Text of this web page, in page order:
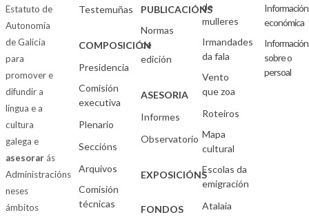
Estatuto de
Autonomía
de Galicia
para
promover e
difundir a
lingua e a
cultura
galega e
asesorarás
Administracións
neses
ámbitos
Testemuñas
COMPOSICIÓN
Presidencia
Comisión
executiva
Plenario
Seccións
Arquivos
Comisión
técnicas
PUBLICACIÓNS
Normas
de
edición
ASESORIA
Informes
Observatorio
EXPOSICIÓNS
FONDOS
de
mulleres
Irmandades
da fala
Vento
que zoa
Roteiros
Mapa
cultural
Escolas da
emigración
Atalaia
Información
económica
Información
sobre o
persoal